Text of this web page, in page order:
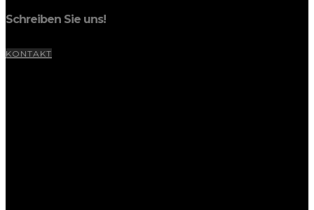
Schreiben Sie uns!
KONTAKT